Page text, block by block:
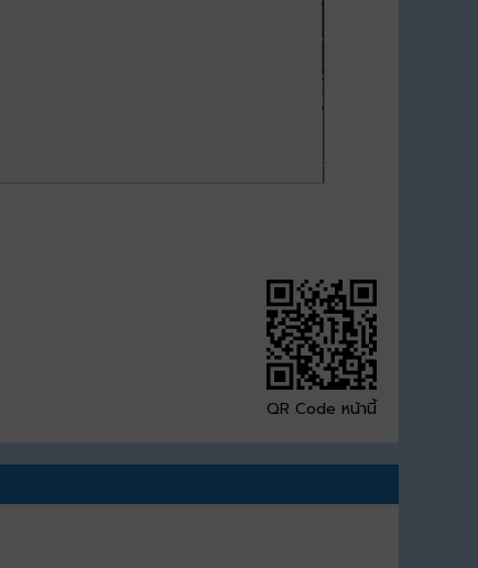
QR Code หน้านี้